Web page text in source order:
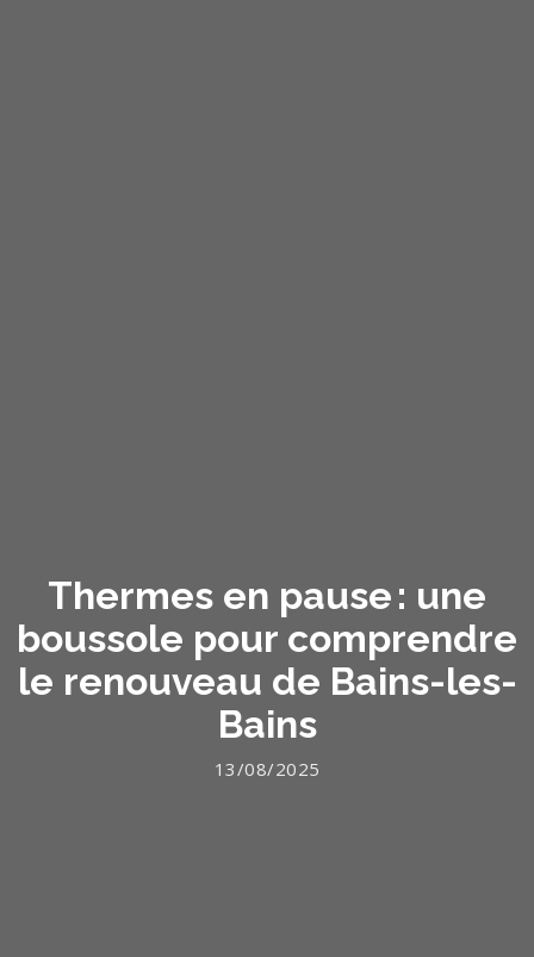
Thermes en pause : une
boussole pour comprendre
le renouveau de Bains-les-
Bains
13/08/2025